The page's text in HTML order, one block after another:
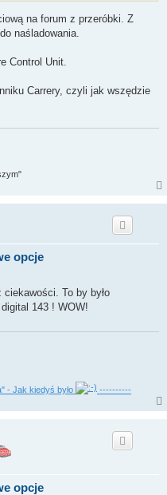
na forum z przeróbki. Z
naśladowania.
Control Unit.
Carrery, czyli jak wszędzie
opcje
To by było
143 ! WOW!
- Jak kiedyś było ----------
opcje